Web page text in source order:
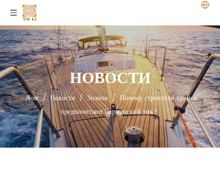
НОВОСТИ
Дом / Новости / Знание / Почему строители храмов
предпочитают бирманский тик?